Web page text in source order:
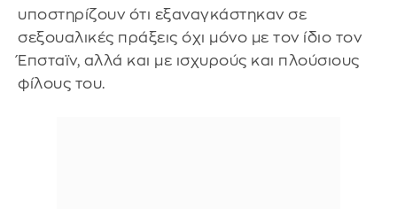
υποστηρίζουν ότι εξαναγκάστηκαν σε
σεξουαλικές πράξεις όχι μόνο με τον ίδιο τον
Έπσταϊν, αλλά και με ισχυρούς και πλούσιους
φίλους του.